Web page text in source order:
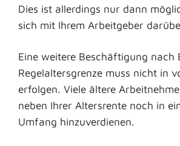
Dies ist allerdings nur dann
sich mit Ihrem Arbeitgeber
Eine weitere Beschäftigung nach
Regelaltersgrenze muss nicht in
erfolgen. Viele ältere
neben Ihrer Altersrente noch in
Umfang hinzuverdienen.